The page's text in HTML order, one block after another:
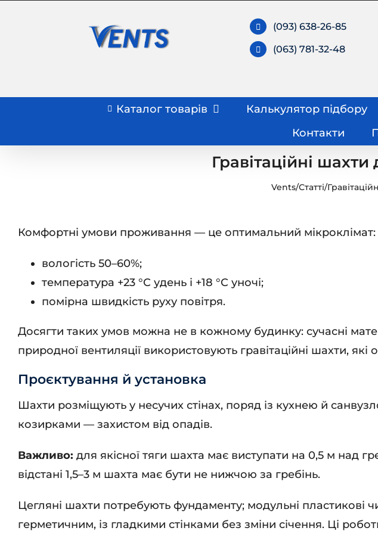
(093) 638-26-85
(063) 781-32-48
Каталог товарів Калькулятор підбору
Контакти
Гравітаційні
Vents/Статті/
Комфортні умови проживання — це оптимальний мікроклімат:
вологість 50–60%;
температура +23 °C удень і +18 °C уночі;
помірна швидкість руху повітря.
Досягти таких умов можна не в кожному будинку: сучасні
природної вентиляції використовують гравітаційні шахти,
Проєктування й установка
Шахти розміщують у несучих стінах, поряд із кухнею й
козирками — захистом від опадів.
Важливо: для якісної тяги шахта має виступати на 0,5 м над
відстані 1,5–3 м шахта має бути не нижчою за гребінь.
Цегляні шахти потребують фундаменту; модульні
герметичним, із гладкими стінками без зміни січення. Ці